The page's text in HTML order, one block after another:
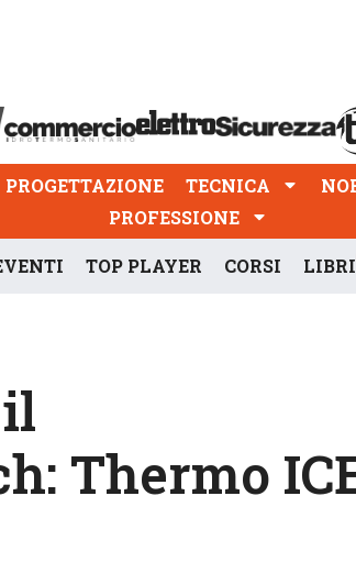
PROGETTAZIONE TECNICA
PROFESSIONE
TOP PLAYER CORSI LIBRI
Thermo